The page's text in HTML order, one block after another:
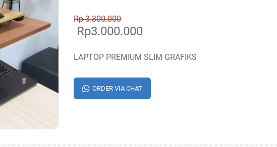
Rp 3.300.000
Rp3.000.000
LAPTOP PREMIUM SLIM GRAFIKS
ORDER VIA CHAT